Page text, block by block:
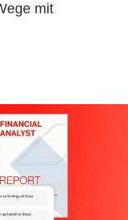
mit